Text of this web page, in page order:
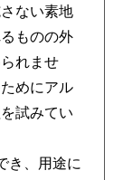
ない素地
ものの外
れませ
めにアル
試みてい
き、用途に